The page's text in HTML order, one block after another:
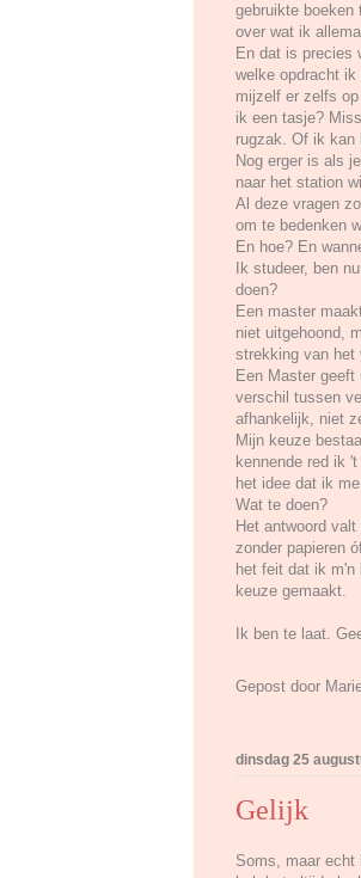
gebruikte boeken
over wat ik
En dat is precies
welke opdracht
mijzelf er zelfs
ik een tasje?
rugzak. Of ik kan
Nog erger is als
naar het station
Al deze vragen
om te bedenken
En hoe? En
Ik studeer, ben
doen?
Een master
niet uitgehoond,
strekking van het
Een Master
verschil tussen
afhankelijk, niet
Mijn keuze
kennende red ik
het idee dat ik
Wat te doen?
Het antwoord
zonder papieren
het feit dat ik m'n
keuze gemaakt.
Ik ben te laat.
Gepost door
dinsdag 25
Gelijk
Soms, maar echt